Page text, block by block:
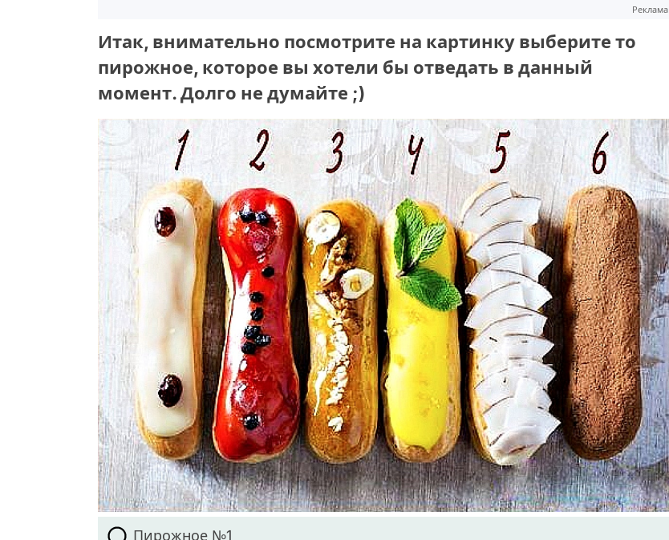
Реклама
Итак, внимательно посмотрите на картинку выберите то
пирожное, которое вы хотели бы отведать в данный
момент. Долго не думайте ;)
Пирожное №1